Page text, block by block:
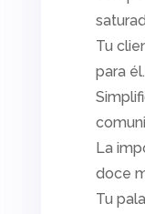
Tu
para
La
doce
Tu